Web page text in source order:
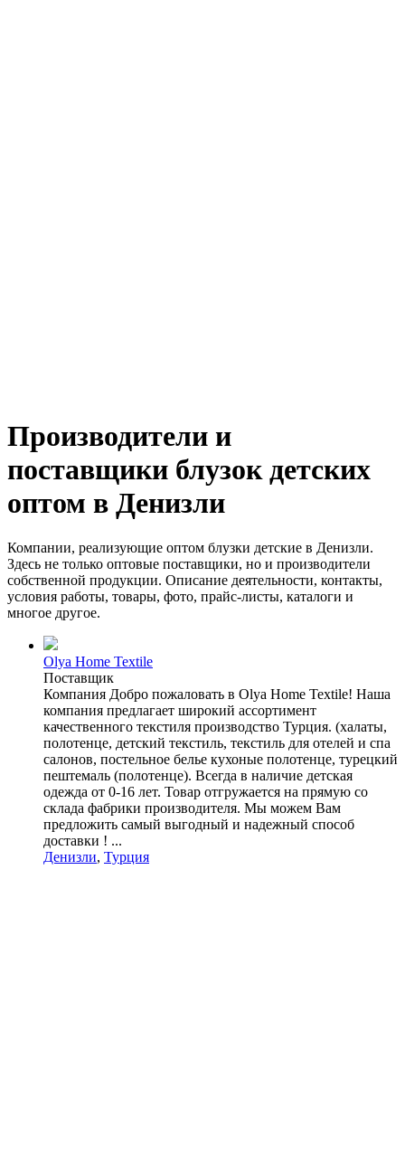
Производители и
поставщики блузок детских
оптом в Денизли
Компании, реализующие оптом блузки детские в Денизли.
Здесь не только оптовые поставщики, но и производители
собственной продукции. Описание деятельности, контакты,
условия работы, товары, фото, прайс-листы, каталоги и
многое другое.
Olya Home Textile
Поставщик
Компания Добро пожаловать в Olya Home Textile! Наша
компания предлагает широкий ассортимент
качественного текстиля производство Турция. (халаты,
полотенце, детский текстиль, текстиль для отелей и спа
салонов, постельное белье кухоные полотенце, турецкий
пештемаль (полотенце). Всегда в наличие детская
одежда от 0-16 лет. Товар отгружается на прямую со
склада фабрики производителя. Мы можем Вам
предложить самый выгодный и надежный способ
доставки ! ...
Денизли, Турция